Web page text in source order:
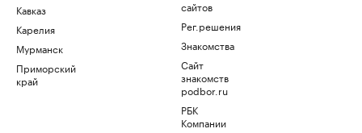
Кавказ
Карелия
Мурманск
Приморский
край
сайтов
Рег.решения
Знакомства
Сайт
знакомств
podbor.ru
РБК
Компании